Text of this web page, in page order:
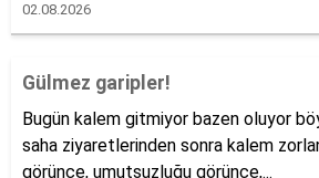
02.08.2026
Gülmez garipler!
Bugün kalem gitmiyor bazen oluyor
saha ziyaretlerinden sonra kalem
görünce, umutsuzluğu görünce,...